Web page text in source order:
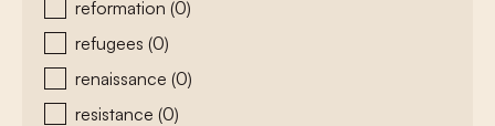
reformation (0)
refugees (0)
renaissance (0)
resistance (0)